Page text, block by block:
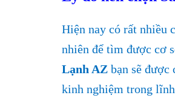
Hiện nay có rất nhiều
nhiên để tìm được cơ
Lạnh AZ bạn sẽ được
kinh nghiệm trong